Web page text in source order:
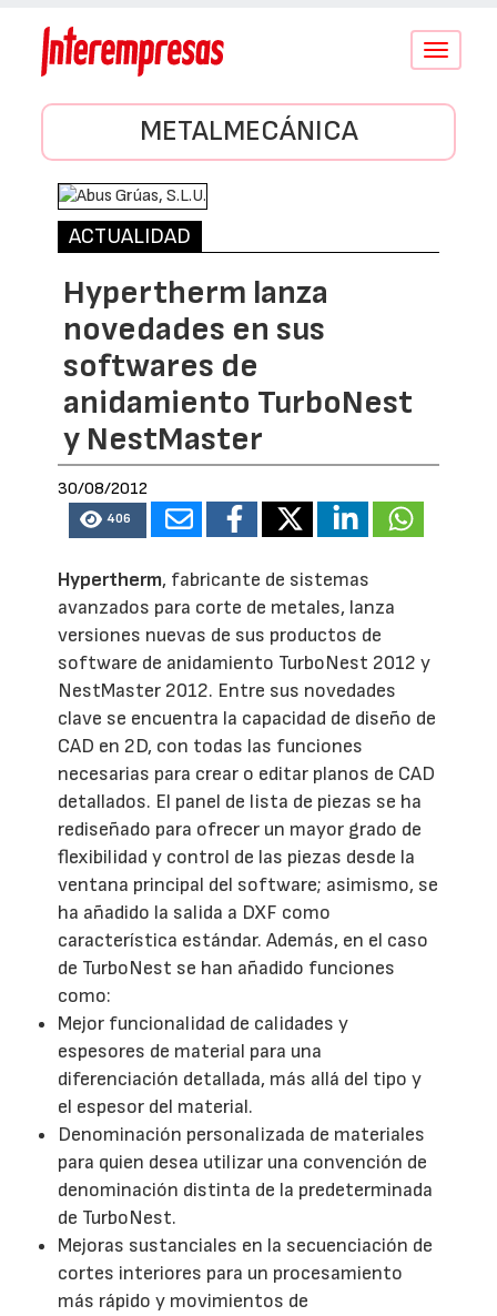
Conmutar
METALMECÁNICA
ACTUALIDAD
Hypertherm lanza
novedades en sus
softwares de
anidamiento TurboNest
y NestMaster
30/08/2012
406
Hypertherm, fabricante de sistemas
avanzados para corte de metales, lanza
versiones nuevas de sus productos de
software de anidamiento TurboNest 2012 y
NestMaster 2012. Entre sus novedades
clave se encuentra la capacidad de diseño de
CAD en 2D, con todas las funciones
necesarias para crear o editar planos de CAD
detallados. El panel de lista de piezas se ha
rediseñado para ofrecer un mayor grado de
flexibilidad y control de las piezas desde la
ventana principal del software; asimismo, se
ha añadido la salida a DXF como
característica estándar. Además, en el caso
de TurboNest se han añadido funciones
como:
Mejor funcionalidad de calidades y
espesores de material para una
diferenciación detallada, más allá del tipo y
el espesor del material.
Denominación personalizada de materiales
para quien desea utilizar una convención de
denominación distinta de la predeterminada
de TurboNest.
Mejoras sustanciales en la secuenciación de
cortes interiores para un procesamiento
más rápido y movimientos de